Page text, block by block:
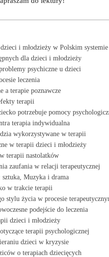
i młodzieży w Polskim
dla dzieci i młodzieży
psychiczne u dzieci
leczenia
a terapie poznawcze
terapii
potrzebuje pomocy
terapia indywidualna
wykorzystywane w terapii
w terapii dzieci i młodzieży
terapii nastolatków
zaufania w relacji terapeutycznej
sztuka, Muzyka i drama
w trakcie terapii
stylu życia w procesie
podejście do leczenia
dzieci i młodzieży
terapii psychologicznej
dzieci w kryzysie
o terapiach dziecięcych